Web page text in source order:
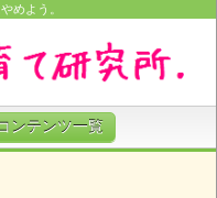
めよう。
ンテンツ一覧